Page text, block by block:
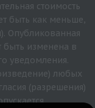
стоимость
быть как меньше,
Опубликованная
изменена в
уведомления.
любых
(разрешения)